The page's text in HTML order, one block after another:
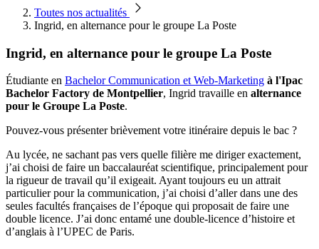
Toutes nos actualités
Ingrid, en alternance pour le groupe La Poste
Ingrid, en alternance pour le groupe La Poste
Étudiante en Bachelor Communication et Web-Marketing à l'Ipac
Bachelor Factory de Montpellier, Ingrid travaille en alternance
pour le Groupe La Poste.
Pouvez-vous présenter brièvement votre itinéraire depuis le bac ?
Au lycée, ne sachant pas vers quelle filière me diriger exactement,
j’ai choisi de faire un baccalauréat scientifique, principalement pour
la rigueur de travail qu’il exigeait. Ayant toujours eu un attrait
particulier pour la communication, j’ai choisi d’aller dans une des
seules facultés françaises de l’époque qui proposait de faire une
double licence. J’ai donc entamé une double-licence d’histoire et
d’anglais à l’UPEC de Paris.